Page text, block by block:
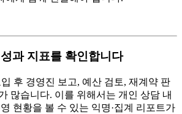
과 지표를 확인합니다
후 경영진 보고, 예산 검토, 재계약 판
많습니다. 이를 위해서는 개인 상담 내
현황을 볼 수 있는 익명·집계 리포트가